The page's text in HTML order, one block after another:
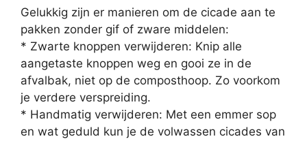
Gelukkig zijn er manieren om de cicade aan te
pakken zonder gif of zware middelen:
* Zwarte knoppen verwijderen: Knip alle
aangetaste knoppen weg en gooi ze in de
afvalbak, niet op de composthoop. Zo voorkom
je verdere verspreiding.
* Handmatig verwijderen: Met een emmer sop
en wat geduld kun je de volwassen cicades van